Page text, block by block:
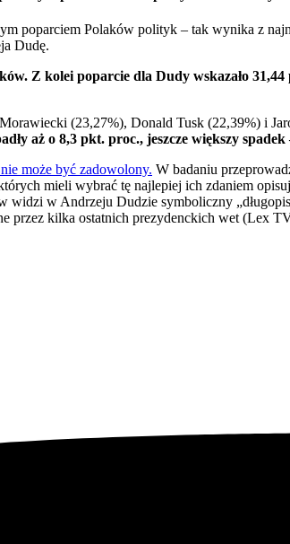
poparciem Polaków polityk – tak wynika z
Dudę.
Z kolei poparcie dla Dudy wskazało
(23,27%), Donald Tusk (22,39%) i
aż o 8,3 pkt. proc., jeszcze większy
może być zadowolony. W badaniu
mieli wybrać tę najlepiej ich zdaniem
w Andrzeju Dudzie symboliczny
przez kilka ostatnich prezydenckich wet (Lex